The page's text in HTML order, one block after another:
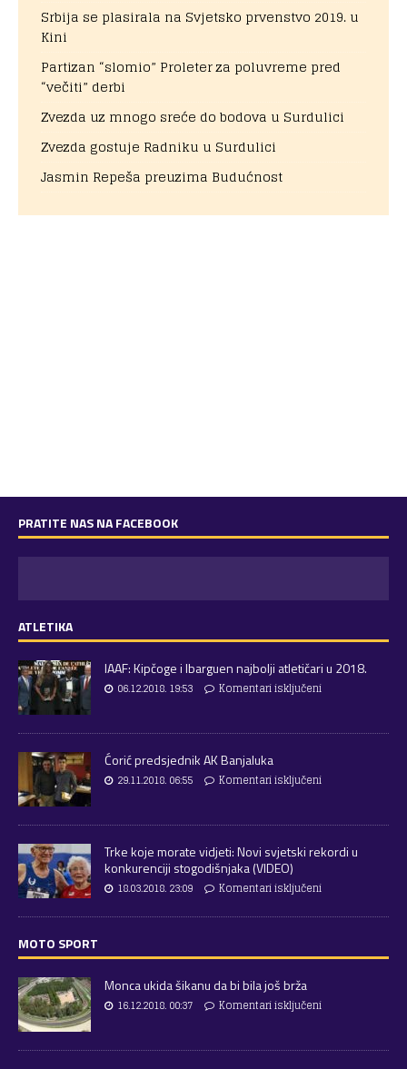
Srbija se plasirala na Svjetsko prvenstvo 2019. u
Kini
Partizan “slomio” Proleter za poluvreme pred
“večiti” derbi
Zvezda uz mnogo sreće do bodova u Surdulici
Zvezda gostuje Radniku u Surdulici
Jasmin Repeša preuzima Budućnost
PRATITE NAS NA FACEBOOK
ATLETIKA
IAAF: Kipčoge i Ibarguen najbolji atletičari u 2018.
06.12.2018. 19:53 Komentari isključeni
Ćorić predsjednik AK Banjaluka
29.11.2018. 06:55 Komentari isključeni
Trke koje morate vidjeti: Novi svjetski rekordi u
konkurenciji stogodišnjaka (VIDEO)
18.03.2018. 23:09 Komentari isključeni
MOTO SPORT
Monca ukida šikanu da bi bila još brža
16.12.2018. 00:37 Komentari isključeni